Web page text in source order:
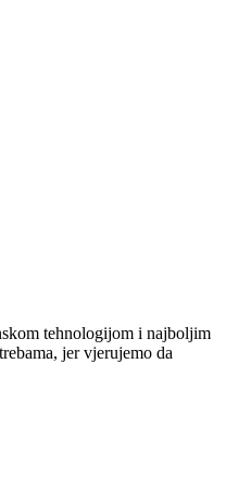
tehnologijom i najboljim
jer vjerujemo da